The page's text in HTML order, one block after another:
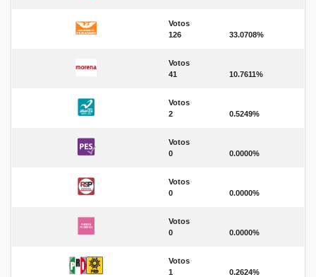
Votos
126
33.0708%
Votos
41
10.7611%
Votos
2
0.5249%
Votos
0
0.0000%
Votos
0
0.0000%
Votos
0
0.0000%
Votos
1
0.2624%